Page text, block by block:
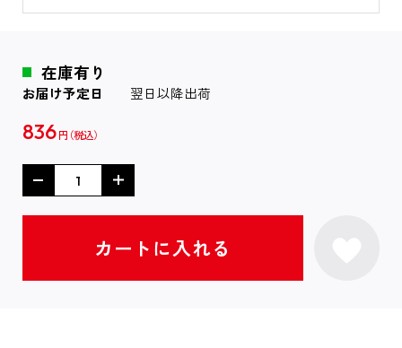
在庫有り
お届け予定日 翌日以降出荷
836 円